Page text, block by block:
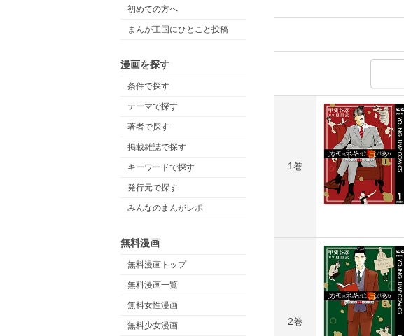
初めての方へ
まんが王国にひとこと投稿
漫画を探す
条件で探す
テーマで探す
著者で探す
掲載雑誌で探す
キーワードで探す
発行元で探す
みんなのまんがレポ
無料漫画
無料漫画トップ
無料漫画一覧
無料女性漫画
無料少女漫画
1巻
2巻